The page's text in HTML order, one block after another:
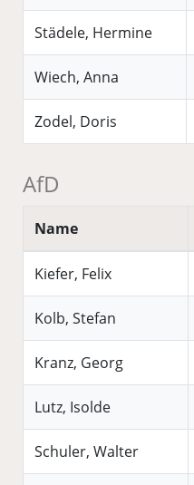
Städele, Hermine
Wiech, Anna
Zodel, Doris
AfD
Name
Kiefer, Felix
Kolb, Stefan
Kranz, Georg
Lutz, Isolde
Schuler, Walter